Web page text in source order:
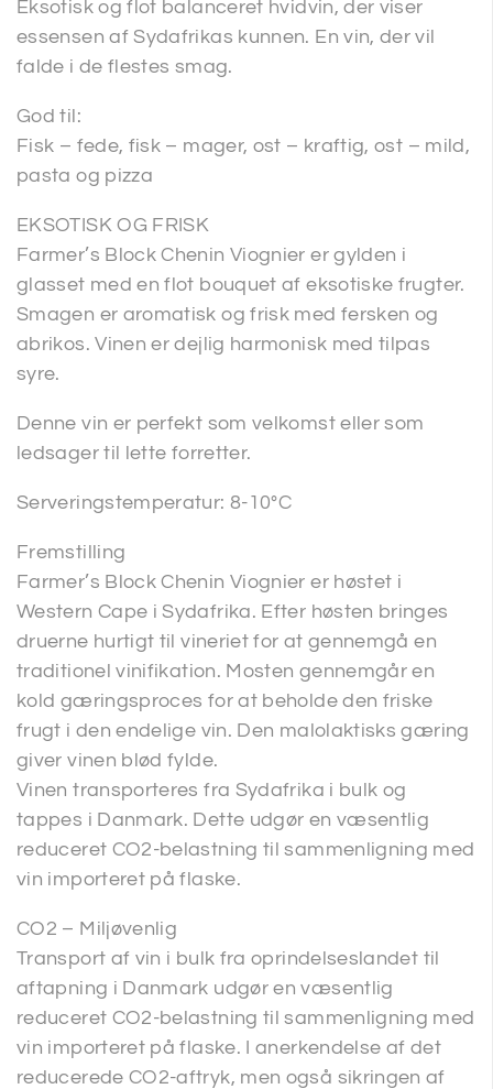
Eksotisk og flot balanceret hvidvin, der viser
essensen af Sydafrikas kunnen. En vin, der vil
falde i de flestes smag.
God til:
Fisk – fede, fisk – mager, ost – kraftig, ost – mild,
pasta og pizza
EKSOTISK OG FRISK
Farmer’s Block Chenin Viognier er gylden i
glasset med en flot bouquet af eksotiske frugter.
Smagen er aromatisk og frisk med fersken og
abrikos. Vinen er dejlig harmonisk med tilpas
syre.
Denne vin er perfekt som velkomst eller som
ledsager til lette forretter.
Serveringstemperatur: 8-10°C
Fremstilling
Farmer’s Block Chenin Viognier er høstet i
Western Cape i Sydafrika. Efter høsten bringes
druerne hurtigt til vineriet for at gennemgå en
traditionel vinifikation. Mosten gennemgår en
kold gæringsproces for at beholde den friske
frugt i den endelige vin. Den malolaktisks gæring
giver vinen blød fylde.
Vinen transporteres fra Sydafrika i bulk og
tappes i Danmark. Dette udgør en væsentlig
reduceret CO2-belastning til sammenligning med
vin importeret på flaske.
CO2 – Miljøvenlig
Transport af vin i bulk fra oprindelseslandet til
aftapning i Danmark udgør en væsentlig
reduceret CO2-belastning til sammenligning med
vin importeret på flaske. I anerkendelse af det
reducerede CO2-aftryk, men også sikringen af